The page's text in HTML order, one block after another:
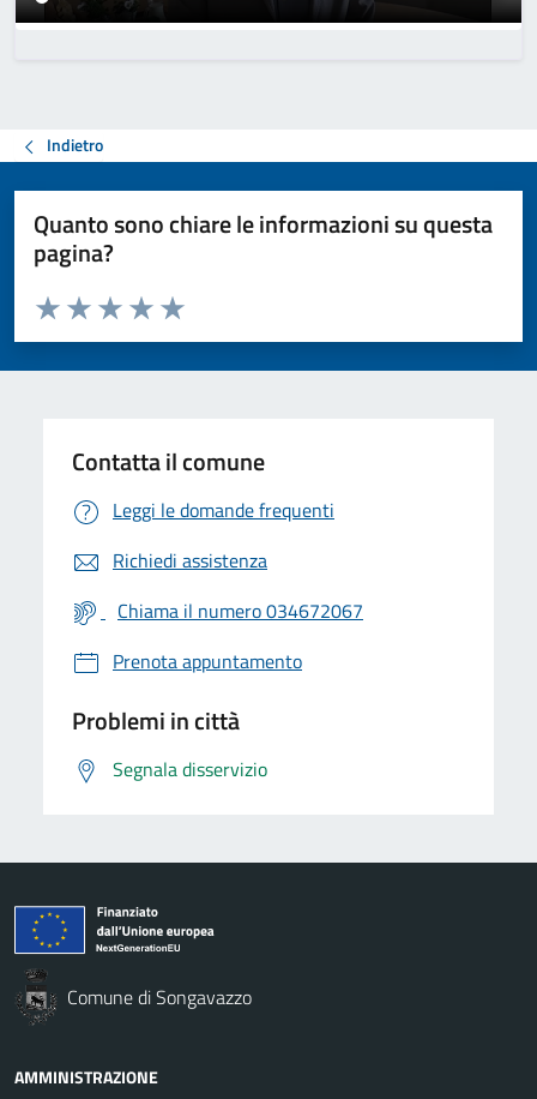
Indietro
Quanto sono chiare le informazioni su questa
pagina?
Valuta da 1 a 5 stelle la pagina
Valuta 5 stelle su 5
Valuta 4 stelle su 5
Valuta 3 stelle su 5
Valuta 2 stelle su 5
Valuta 1 stelle su 5
Contatta il comune
Leggi le domande frequenti
Richiedi assistenza
Chiama il numero 034672067
Prenota appuntamento
Problemi in città
Segnala disservizio
Comune di Songavazzo
AMMINISTRAZIONE